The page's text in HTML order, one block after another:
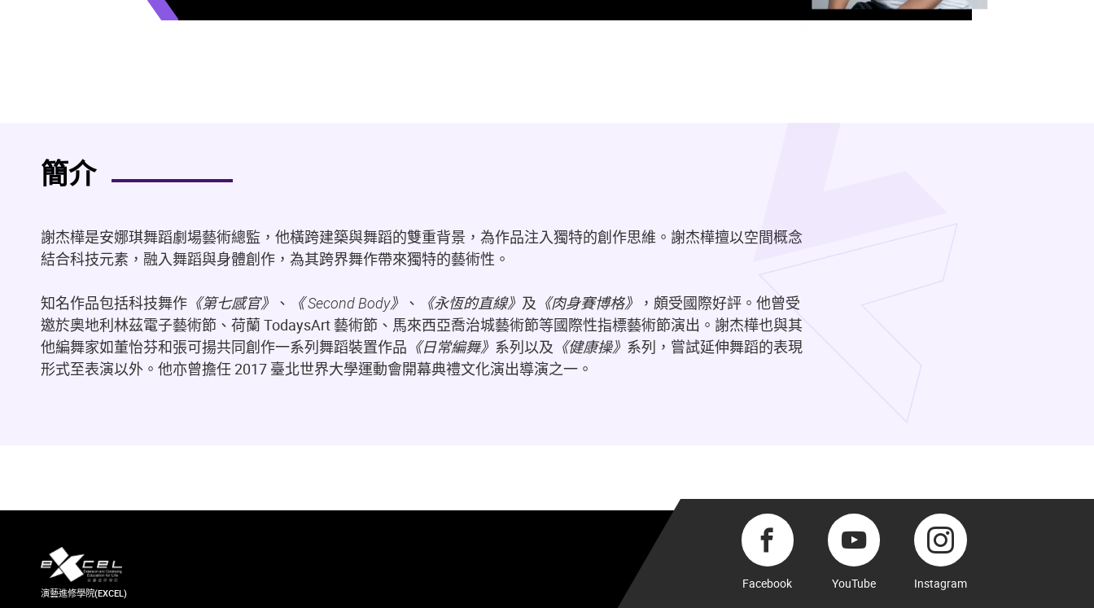
簡介
謝杰樺是安娜琪舞蹈劇場藝術總監，他橫跨建築與舞蹈的雙重背景，為作品注入獨特的創作思維。謝杰樺擅以空間概念
結合科技元素，融入舞蹈與身體創作，為其跨界舞作帶來獨特的藝術性。
知名作品包括科技舞作 《第七感官》 、 《 Second Body》 、 《永恆的直線》 及 《肉身賽博格》
，頗受國際好評。他曾受
邀於奧地利林茲電子藝術節、荷蘭 TodaysArt 藝術節、馬來西亞喬治城藝術節等國際性指標藝術節演出。謝杰樺也與其
他編舞家如董怡芬和張可揚共同創作一系列舞蹈裝置作品 《日常編舞》 系列以及 《健康操》 系列，嘗試延伸舞蹈的表現
形式至表演以外。他亦曾擔任 2017 臺北世界大學運動會開幕典禮文化演出導演之一。
演藝進修學院(EXCEL)
Facebook YouTube Instagram